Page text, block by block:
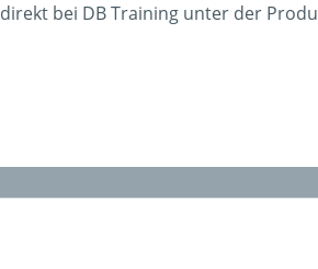
bei DB Training unter der